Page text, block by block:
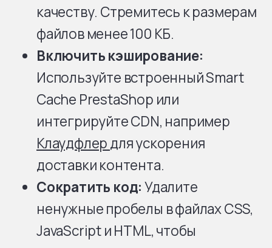
качеству. Стремитесь к размерам
файлов менее 100 КБ.
Включить кэширование:
Используйте встроенный Smart
Cache PrestaShop или
интегрируйте CDN, например
Клаудфлердля ускорения
доставки контента.
Сократить код:Удалите
ненужные пробелы в файлах CSS,
JavaScript и HTML, чтобы